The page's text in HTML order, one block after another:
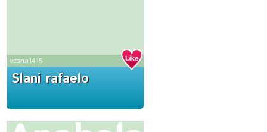
vesna1415
Slani rafaelo